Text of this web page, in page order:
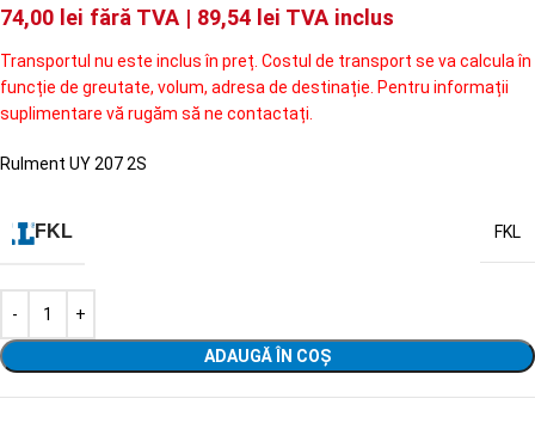
74,00 lei fără TVA | 89,54 lei TVA inclus
Transportul nu este inclus în preț. Costul de transport se va calcula în
funcție de greutate, volum, adresa de destinație. Pentru informații
suplimentare vă rugăm să ne contactați.
Rulment UY 207 2S
FKL FKL
ADAUGĂ ÎN COȘ